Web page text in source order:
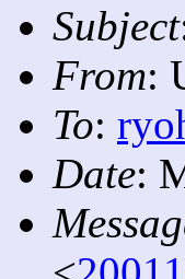
Subject
From:
To:
Date: